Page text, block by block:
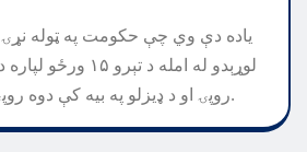
ياده دې وي چې حکومت په ټوله نړۍ
لوړېدو له امله د
روپۍ او د ډيزلو په بيه کې دوه روپۍ زياتوالی راوستی و.